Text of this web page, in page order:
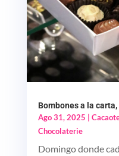
Bombones a la
Ago 31, 2025
Chocolaterie
Domingo donde